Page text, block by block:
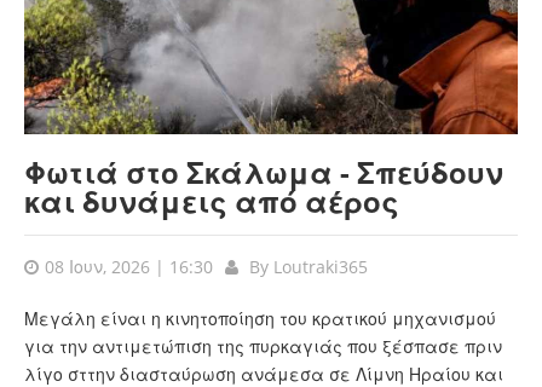
Φωτιά στο Σκάλωμα - Σπεύδουν
και δυνάμεις από αέρος
08 Ιουν, 2026 | 16:30 By Loutraki365
Μεγάλη είναι η κινητοποίηση του κρατικού μηχανισμού
για την αντιμετώπιση της πυρκαγιάς που ξέσπασε πριν
λίγο σττην διασταύρωση ανάμεσα σε Λίμνη Ηραίου και